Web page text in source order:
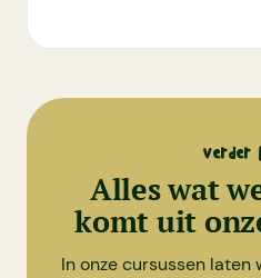
verder
Alles wat
komt uit
In onze cursussen laten